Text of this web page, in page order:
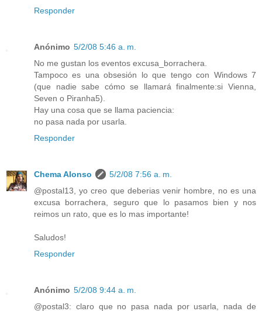
Responder
Anónimo 5/2/08 5:46 a. m.
No me gustan los eventos excusa_borrachera.
Tampoco es una obsesión lo que tengo con Windows 7
(que nadie sabe cómo se llamará finalmente:si Vienna,
Seven o Piranha5).
Hay una cosa que se llama paciencia:
no pasa nada por usarla.
Responder
Chema Alonso
5/2/08 7:56 a. m.
@postal13, yo creo que deberias venir hombre, no es una
excusa borrachera, seguro que lo pasamos bien y nos
reimos un rato, que es lo mas importante!
Saludos!
Responder
Anónimo 5/2/08 9:44 a. m.
@postal3: claro que no pasa nada por usarla, nada de